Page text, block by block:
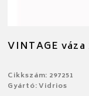
VINTAGE váza
Cikkszám: 297251
Gyártó: Vidrios